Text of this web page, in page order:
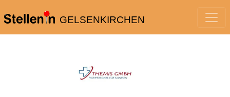
GELSENKIRCHEN